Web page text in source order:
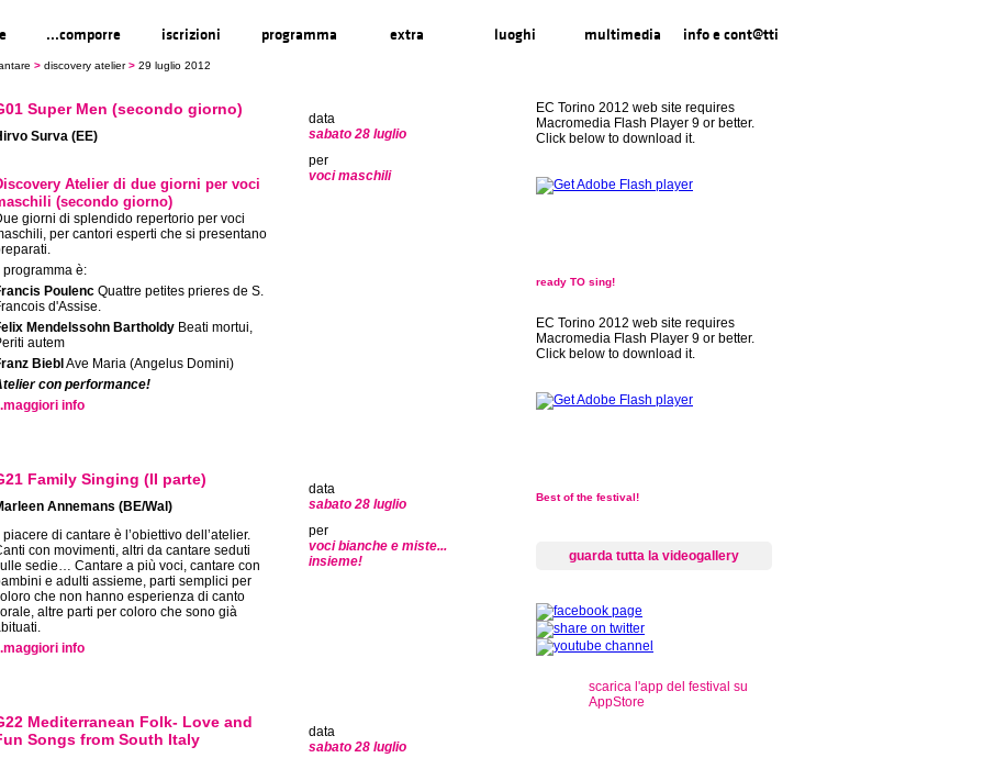
...comporre iscrizioni programma extra luoghi multimedia info e cont@tti
> discovery atelier > 29 luglio 2012
Super Men (secondo giorno)
Surva (EE)
Atelier di due giorni per voci
(secondo giorno)
giorni di splendido repertorio per voci
per cantori esperti che si presentano
Il programma è:
Poulenc Quattre petites prieres de S.
d'Assise.
Mendelssohn Bartholdy Beati mortui,
autem
Biebl Ave Maria (Angelus Domini)
con performance!
info
data
sabato 28 luglio
per
voci maschili
Family Singing (II parte)
Annemans (BE/Wal)
Il piacere di cantare è l’obiettivo dell’atelier.
con movimenti, altri da cantare seduti
sedie… Cantare a più voci, cantare con
e adulti assieme, parti semplici per
che non hanno esperienza di canto
altre parti per coloro che sono già
info
data
sabato 28 luglio
per
voci bianche e miste...
insieme!
Mediterranean Folk- Love and
Songs from South Italy
data
sabato 28 luglio
EC Torino 2012 web site requires
Macromedia Flash Player 9 or better.
Click below to download it.
ready TO sing!
EC Torino 2012 web site requires
Macromedia Flash Player 9 or better.
Click below to download it.
Best of the festival!
guarda tutta la videogallery
scarica l'app del festival su
AppStore